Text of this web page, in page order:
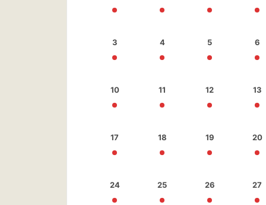
3 4 5 6
10 11 12 13
17 18 19 20
24 25 26 27